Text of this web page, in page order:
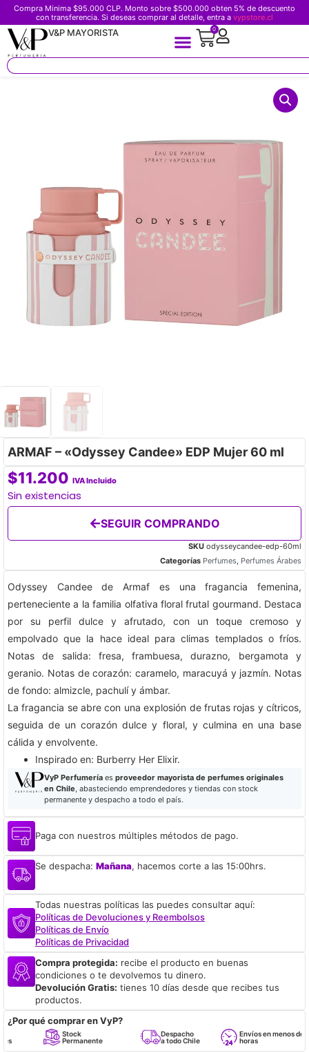
Compra Minima $95.000 CLP. Monto sobre $500.000 obten 5% de descuento
con transferencia. Si deseas comprar al detalle, entra a vypstore.cl
V&P MAYORISTA 0
ARMAF – «Odyssey Candee» EDP Mujer 60 ml
$11.200 IVA Incluido
Sin existencias
SEGUIR COMPRANDO
SKU odysseycandee-edp-60ml
Categorías Perfumes, Perfumes Árabes
Odyssey Candee de Armaf es una fragancia femenina,
perteneciente a la familia olfativa floral frutal gourmand. Destaca
por su perfil dulce y afrutado, con un toque cremoso y
empolvado que la hace ideal para climas templados o fríos.
Notas de salida: fresa, frambuesa, durazno, bergamota y
geranio. Notas de corazón: caramelo, maracuyá y jazmín. Notas
de fondo: almizcle, pachulí y ámbar.
La fragancia se abre con una explosión de frutas rojas y cítricos,
seguida de un corazón dulce y floral, y culmina en una base
cálida y envolvente.
​Inspirado en: Burberry Her Elixir. ​
VyP Perfumeríaes proveedor mayorista de perfumes originales
en Chile, abasteciendo emprendedores y tiendas con stock
permanente y despacho a todo el país.
Paga con nuestros múltiples métodos de pago.
Se despacha: Mañana, hacemos corte a las 15:00hrs.
Todas nuestras políticas las puedes consultar aquí:
Políticas de Devoluciones y Reembolsos
Políticas de Envío
Políticas de Privacidad
Compra protegida: recibe el producto en buenas
condiciones o te devolvemos tu dinero.
Devolución Gratis: tienes 10 días desde que recibes tus
productos.
¿Por qué comprar en VyP?
Stock
Permanente
Despacho
a todo Chile
Envíos en menos de 24
horas